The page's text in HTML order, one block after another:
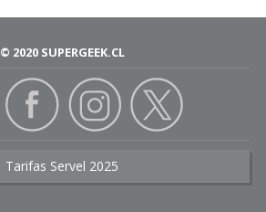
© 2020 SUPERGEEK.CL
Tarifas Servel 2025